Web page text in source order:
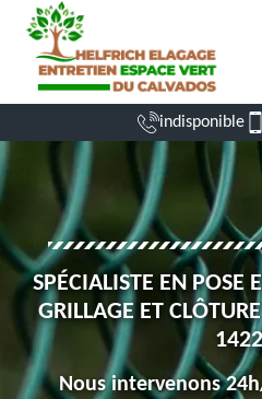
indisponible
SPÉCIALISTE EN POSE
GRILLAGE ET
Nous intervenons